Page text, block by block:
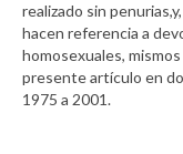
realizado sin
hacen referencia a
homosexuales,
presente artículo en
1975 a 2001.